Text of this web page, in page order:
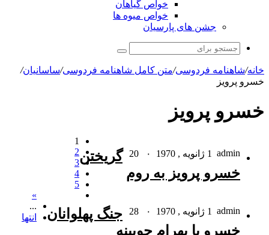
خواص گیاهان
خواص میوه ها
جشن های پارسیان
جستجو
برای
خانه/شاهنامه فردوسی/متن کامل شاهنامه فردوسی/ساسانیان/
خسرو پرویز
خسرو پرویز
admin 1 ژانویه , 1970 ۰
گریختن
خسرو پرویز به روم
admin 1 ژانویه , 1970 ۰
جنگ پهلوانان
خسرو با بهرام چوبینه
1
2
3
4
5
»
...
انتها